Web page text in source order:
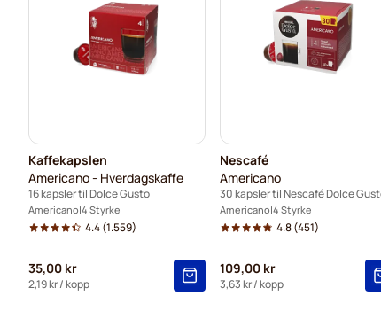
Kaffekapslen
Americano - Hverdagskaffe
16 kapsler til Dolce Gusto
Americano 4 Styrke
4.4(1.559)
35,00 kr
2,19 kr/ kopp
Nescafé
Americano
30 kapsler til Nescafé Dolce
Americano 4 Styrke
4.8(451)
109,00 kr
3,63 kr/ kopp